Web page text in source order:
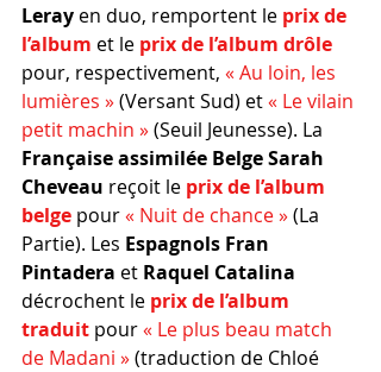
Leray en duo, remportent le prix de
l’album et le prix de l’album drôle
pour, respectivement, « Au loin, les
lumières » (Versant Sud) et « Le vilain
petit machin » (Seuil Jeunesse). La
Française assimilée Belge Sarah
Cheveau reçoit le prix de l’album
belge pour « Nuit de chance » (La
Partie). Les Espagnols Fran
Pintadera et Raquel Catalina
décrochent le prix de l’album
traduit pour « Le plus beau match
de Madani » (traduction de Chloé